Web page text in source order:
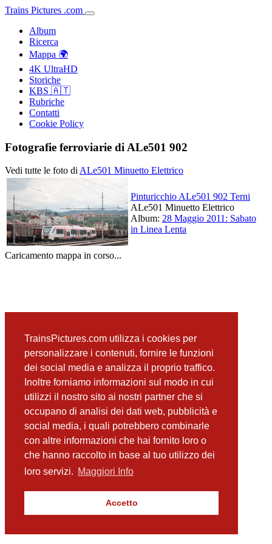
TrainsPictures.com utilizza i cookies per
personalizzare i contenuti, fornire le funzioni
dei social media e analizza il proprio traffico.
Inoltre forniamo informazioni sul modo in cui
utilizzi il nostro sito ai nostri partner che si
occupano di analisi dei dati web, pubblicità e
social media, i quali potrebbero combinarle
con altre informazioni che hai fornito loro o
che hanno raccolto in base al tuo utilizzo dei
loro servizi. Maggiori Info
Accetto
Trains Pictures .com
Album
Ricerca
Mappa 🌍
4K UltraHD
Storiche
KBS 🇦🇹
Rubriche
Contatti
Cookie Policy
Fotografie ferroviarie di ALe501 902
Vedi tutte le foto diALe501 Minuetto Elettrico
Pinturicchio ALe501 902 Terni
ALe501 Minuetto Elettrico
Album: 28 Maggio 2011: Sabato
in Linea Lenta
Caricamento mappa in corso...